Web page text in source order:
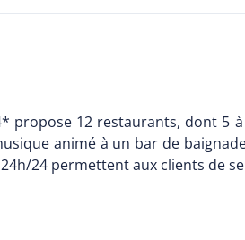
propose 12 restaurants, dont
animé à un bar de
24 permettent aux clients de